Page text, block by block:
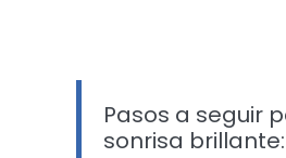
Pasos a seguir
sonrisa brillante: